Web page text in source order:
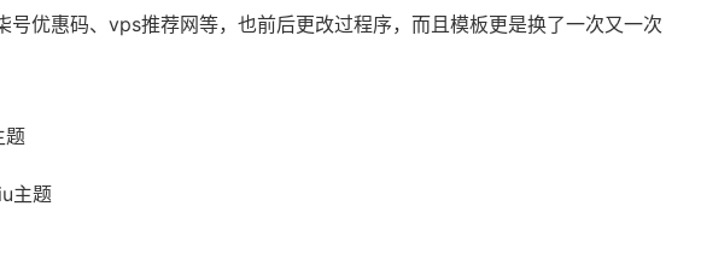
优惠码、vps推荐网等，也前后更改过程序，而且模板更是换了一次又一次
题
主题